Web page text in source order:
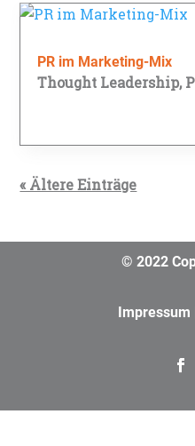
PR im Marketing-Mix
Thought Leadership,
« Ältere Einträge
© 2022
Impressum